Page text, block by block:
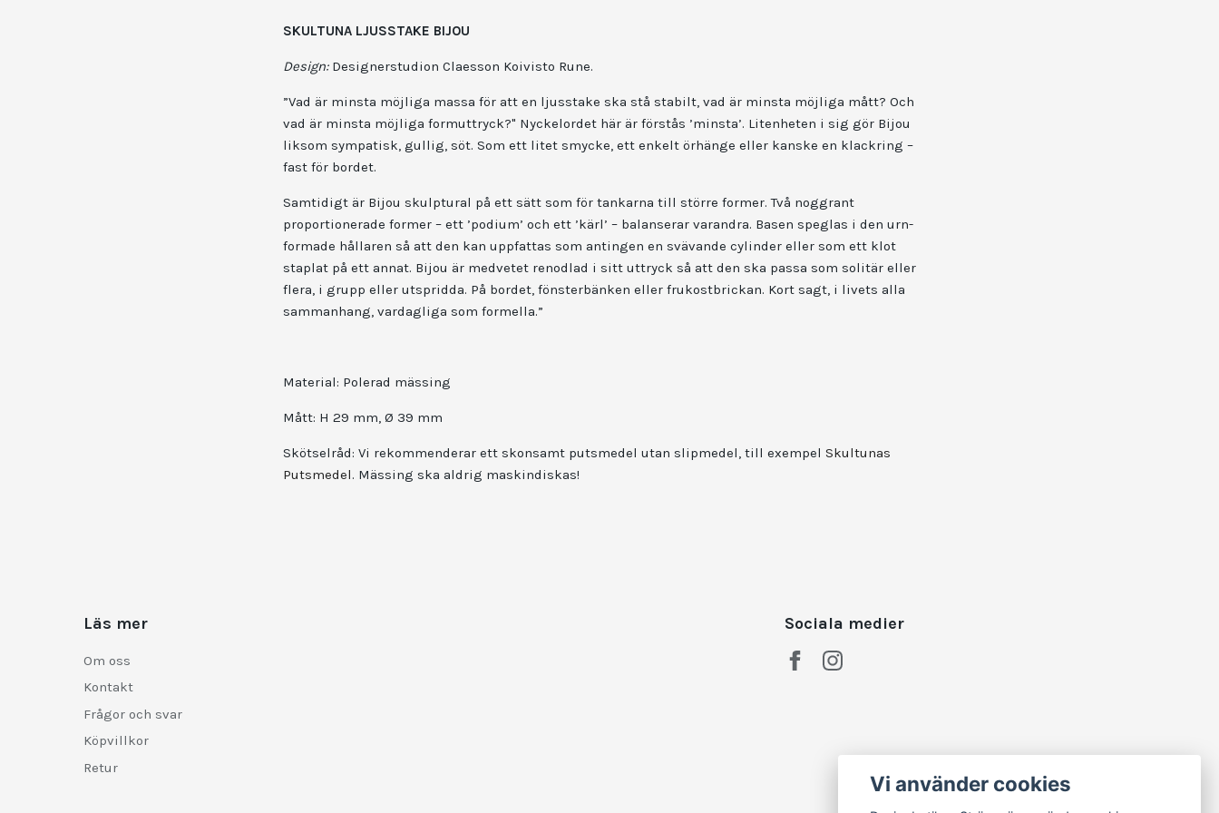
SKULTUNA LJUSSTAKE BIJOU
Design:Designerstudion Claesson Koivisto Rune.
”Vad är minsta möjliga massa för att en ljusstake ska stå stabilt, vad är minsta möjliga mått? Och
vad är minsta möjliga formuttryck?" Nyckelordet här är förstås ’minsta’. Litenheten i sig gör Bijou
liksom sympatisk, gullig, söt. Som ett litet smycke, ett enkelt örhänge eller kanske en klackring –
fast för bordet.
Samtidigt är Bijou skulptural på ett sätt som för tankarna till större former. Två noggrant
proportionerade former – ett ’podium’ och ett ’kärl’ – balanserar varandra. Basen speglas i den urn-
formade hållaren så att den kan uppfattas som antingen en svävande cylinder eller som ett klot
staplat på ett annat. Bijou är medvetet renodlad i sitt uttryck så att den ska passa som solitär eller
flera, i grupp eller utspridda. På bordet, fönsterbänken eller frukostbrickan. Kort sagt, i livets alla
sammanhang, vardagliga som formella.”
Material: Polerad mässing
Mått: H 29 mm, Ø 39 mm
Skötselråd: Vi rekommenderar ett skonsamt putsmedel utan slipmedel, till exempel Skultunas
Putsmedel. Mässing ska aldrig maskindiskas!
Läs mer
Om oss
Kontakt
Frågor och svar
Köpvillkor
Retur
Sociala medier
Vi använder cookies